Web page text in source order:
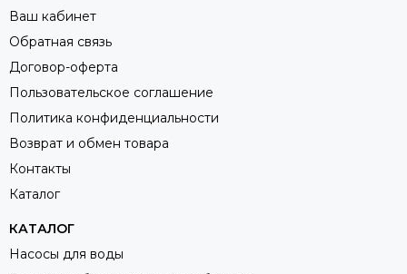
Работает он по принципу обычного гидроаккумулятора и
состоит из цельного стального корпуса, резиновой
мембраны и воздуха. И чтобы теплоноситель попал в
бак он должен преодолеть сопротивление воздуха в нём
примерно в 1 бар. Именно это позволяет баку работать
как надо, а не служить обычным резервуаром.
Ваш кабинет
Обратная связь
Договор-оферта
Пользовательское соглашение
Политика конфиденциальности
Возврат и обмен товара
Контакты
Каталог
КАТАЛОГ
Насосы для воды